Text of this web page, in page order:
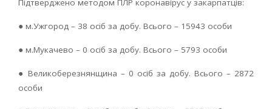
Підтверджено методом ПЛР коронавірус у закарпатців:
● м.Ужгород – 38 осіб за добу. Всього – 15943 особи
● м.Мукачево – 0 осіб за добу. Всього – 5793 особи
● Великоберезнянщина – 0 осіб за добу. Всього – 2872
особи